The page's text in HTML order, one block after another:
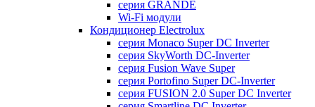
серия GRANDE
Wi-Fi модули
Кондиционер Electrolux
серия Monaco Super DC Inverter
серия SkyWorth DC-Inverter
серия Fusion Wave Super
серия Portofino Super DC-Inverter
серия FUSION 2.0 Super DC Іnverter